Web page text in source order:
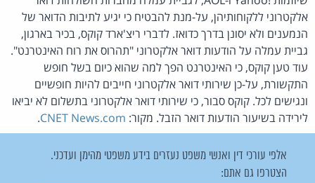
אלקטרוני ללקוחותיהן, על-מנת להבטיח כי יגיע לתיבות הדואר של
הנמענים ולא יסונן בדרך כדואז. לדברי ריצ'ארד קוקס, בכיר בארגון,
גביית עמלה על הודעות דואר אלקטרוני "תהרוס את רוח האינטרנט".
עוד טען קוקס, כי האינטרנט הפך למה שהוא כיום בשל חופש
התקשורת, על-כן שירותי דואר אלקטרוני חייבים להיות חופשיים
ונגישים לכל. קוקס סבור, כי שירותי דואר אלקטרוני בתשלום לא יביאו
לירידה בשיעור הודעות דואר הזבל. מקור: CNET News.com
.
אלפי עורכי דין ואנשי משפט נעזרים בידע משפטי מהימן ועדכני.
הצטרפו גם אתם: